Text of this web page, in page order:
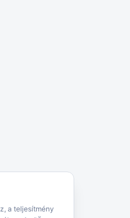
a teljesítmény